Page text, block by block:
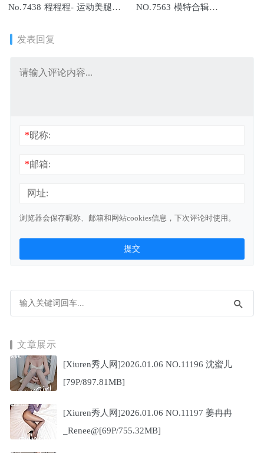
No.7438 程程程- 运动美腿
NO.7563 模特合辑
发表回复
*昵称:
*邮箱:
网址:
浏览器会保存昵称、邮箱和网站cookies信息，下次评论时使用。
文章展示
[Xiuren秀人网]2026.01.06 NO.11196 沈蜜儿
[79P/897.81MB]
[Xiuren秀人网]2026.01.06 NO.11197 姜冉冉
_Renee@[69P/755.32MB]